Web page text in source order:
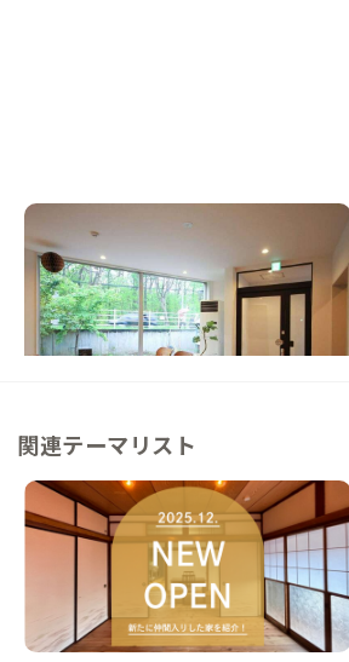
帯広B邸
北海道 シェアハウス
【バス停目の前】農業高校の隣、静かな自然
が広がるシェアハウスで新たな生活
この家からの距離 98km
関連テーマリスト